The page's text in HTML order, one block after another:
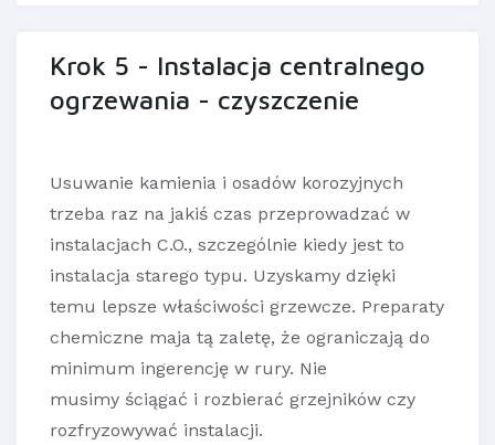
Krok 5 - Instalacja centralnego
ogrzewania - czyszczenie
Usuwanie kamienia i osadów korozyjnych
trzeba raz na jakiś czas przeprowadzać w
instalacjach C.O., szczególnie kiedy jest to
instalacja starego typu. Uzyskamy dzięki
temu lepsze właściwości grzewcze. Preparaty
chemiczne maja tą zaletę, że ograniczają do
minimum ingerencję w rury. Nie
musimy ściągać i rozbierać grzejników czy
rozfryzowywać instalacji.